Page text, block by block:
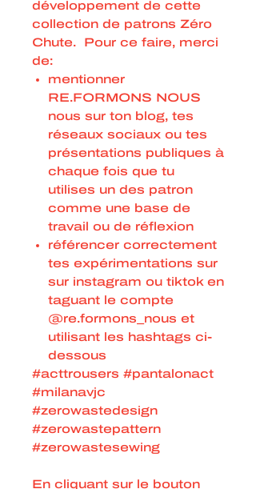
développement de cette
collection de patrons Zéro
Chute. Pour ce faire, merci
de:
mentionner
RE.FORMONS NOUS
nous sur ton blog, tes
réseaux sociaux ou tes
présentations publiques à
chaque fois que tu
utilises un des patron
comme une base de
travail ou de réflexion
référencer correctement
tes expérimentations sur
sur instagram ou tiktok en
taguant le compte
@re.formons_nous et
utilisant les hashtags ci-
dessous
#acttrousers #pantalonact
#milanavjc
#zerowastedesign
#zerowastepattern
#zerowastesewing
En cliquant sur le bouton